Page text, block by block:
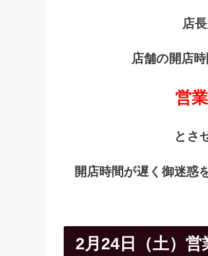
店
店舗の開店
営
とさ
開店時間が遅く御迷惑
2月24日（土）営